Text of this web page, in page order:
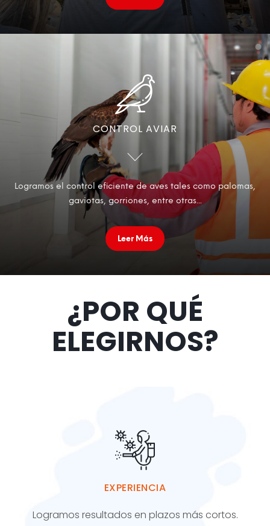
CONTROL AVIAR
Logramos el control eficiente de aves tales como palomas,
gaviotas, gorriones, entre otras...
Leer Más
¿POR QUÉ
ELEGIRNOS?
EXPERIENCIA
Logramos resultados en plazos más cortos.